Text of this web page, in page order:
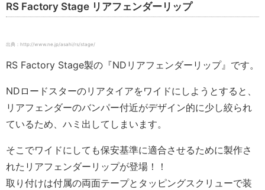
RS Factory Stage リアフェンダーリップ
出典：http://www.ne.jp/asahi/rs/stage/
RS Factory Stage製の『NDリアフェンダーリップ』です。
NDロードスターのリアタイアをワイドにしようとすると、
リアフェンダーのバンパー付近がデザイン的に少し絞られ
ているため、ハミ出してしまいます。
そこでワイドにしても保安基準に適合させるために製作さ
れたリアフェンダーリップが登場！！
取り付けは付属の両面テープとタッピングスクリューで装